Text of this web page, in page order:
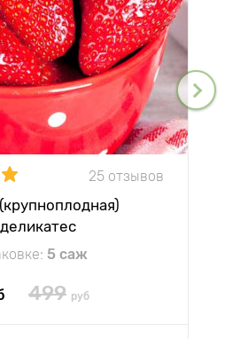
25 отзывов
5 саж
499 руб